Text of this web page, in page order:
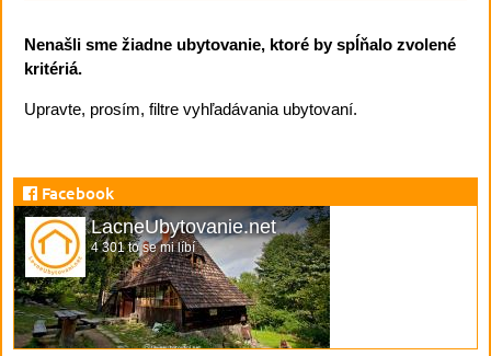
Nenašli sme žiadne ubytovanie, ktoré by spĺňalo zvolené
kritériá.
Upravte, prosím, filtre vyhľadávania ubytovaní.
Facebook
LacneUbytovanie.net
4 301 to se mi líbí